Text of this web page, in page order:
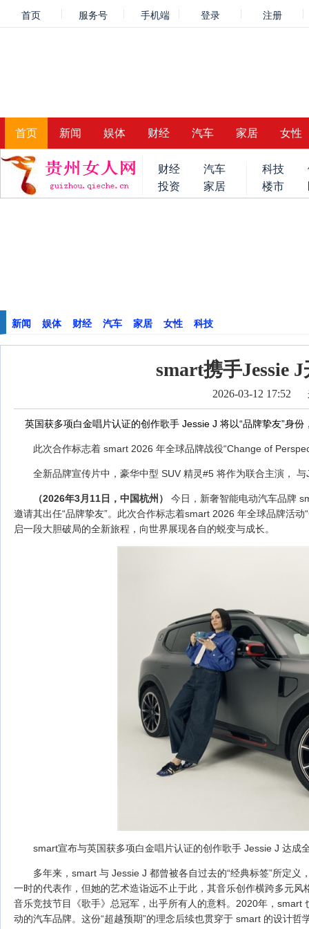
首页 服务号 手机端 登录 注册
首页 新闻 娱体 财经 汽车 家居 女性
财经
汽车
投资
家居
科技
楼市
新闻 娱体 财经 汽车 家居 女性 科技
smart携手Jessie
2026-03-12 17:52
英国获多项白金唱片认证的创作歌手 Jessie J 将以“品牌挚友”身
此次合作标志着 smart 2026 年全球品牌战役“Change of
全新品牌宣传片中，豪华中型 SUV 精灵#5 将作为联合主演，
（2026年3月 11日，中国杭州）
今日，新奢智能电动汽车品牌
邀请其出任“品牌挚友”。此次合作标志着smart 2026 年全球品牌活
启一段大胆破局的全新旅程，向世界展现各自的蜕变与成长。
smart宣布与英国获多项白金唱片认证的创作歌手 Jessie J 达成
多年来，smart 与 Jessie J 都曾被各自过去的“经典标签”所定
一时的代表作，但她的艺术造诣远不止于此，其音乐创作横跨多元
音乐竞技节目《歌手》总冠军，出乎所有人的意料。2020年，
动的汽车品牌。这份“超越预期”的理念后续也贯穿于 smart 的设计